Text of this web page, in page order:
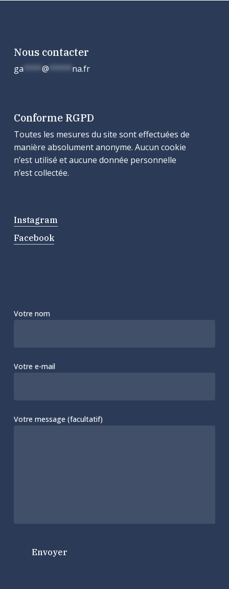
Nous contacter
ga **** @ ***** na.fr
Conforme RGPD
Toutes les mesures du site sont effectuées de
manière absolument anonyme. Aucun cookie
n’est utilisé et aucune donnée personnelle
n’est collectée.
Instagram
Facebook
Votre nom
Votre e-mail
Votre message (facultatif)